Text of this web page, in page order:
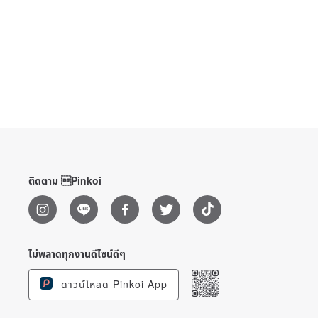
ติดตาม Pinkoi
ไม่พลาดทุกงานดีไซน์ดีๆ
ดาวน์โหลด Pinkoi App